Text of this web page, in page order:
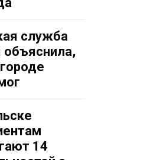
служба
объяснила,
14